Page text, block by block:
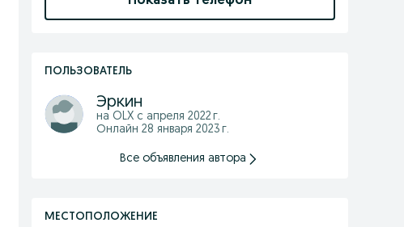
ПОЛЬЗОВАТЕЛЬ
Эркин
на OLX с апреля 2022 г.
Онлайн 28 января 2023 г.
Все объявления автора
МЕСТОПОЛОЖЕНИЕ